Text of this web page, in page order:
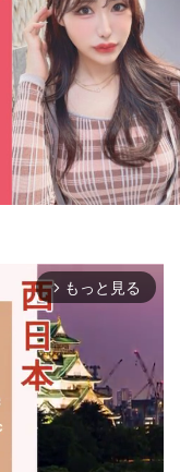
arrow_forward_ios もっと見る